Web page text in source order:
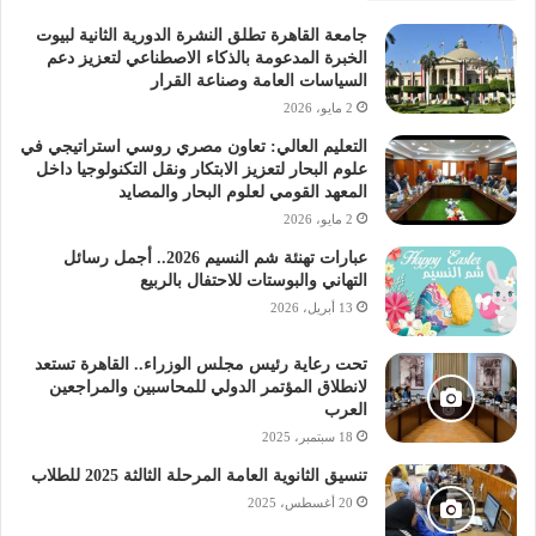
استعدادات لمواكبة الثورة التكنولوجية
أكد الوزير في ختام الاجتماع أن الوزارة تسعى إلى تحديث
الرؤية التعليمية لتأهيل الطلاب لسوق العمل المتغير بسبب
الثورة التكنولوجية، مؤكدًا على أهمية تطوير مهارات الطلاب
لتجهيزهم للمستقبل القريب والبعيد.
إجراءات جديدة لتقليل كثافة الفصول وتطوير بيئة
التعليم
التركيز على الطالب والمعلم والمبنى المدرسي في
خطط الوزارة
الوزير يشيد بدور مديري المدارس في نجاح العملية
التعليمية
راديو الجامعة
جامعة القاهرة تطلق النشرة الدورية الثانية لبيوت
الخبرة المدعومة بالذكاء الاصطناعي لتعزيز دعم
السياسات العامة وصناعة القرار
2 مايو، 2026
التعليم العالي: تعاون مصري روسي استراتيجي في
علوم البحار لتعزيز الابتكار ونقل التكنولوجيا داخل
المعهد القومي لعلوم البحار والمصايد
2 مايو، 2026
عبارات تهنئة شم النسيم 2026.. أجمل رسائل
التهاني والبوستات للاحتفال بالربيع
13 أبريل، 2026
تحت رعاية رئيس مجلس الوزراء.. القاهرة تستعد
لانطلاق المؤتمر الدولي للمحاسبين والمراجعين
العرب
18 سبتمبر، 2025
تنسيق الثانوية العامة المرحلة الثالثة 2025 للطلاب
20 أغسطس، 2025